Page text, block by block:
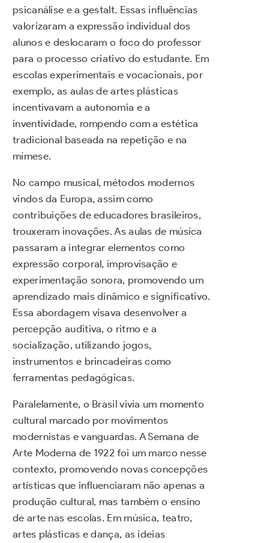
psicanálise e a gestalt. Essas influências
valorizaram a expressão individual dos
alunos e deslocaram o foco do professor
para o processo criativo do estudante. Em
escolas experimentais e vocacionais, por
exemplo, as aulas de artes plásticas
incentivavam a autonomia e a
inventividade, rompendo com a estética
tradicional baseada na repetição e na
mímese.
No campo musical, métodos modernos
vindos da Europa, assim como
contribuições de educadores brasileiros,
trouxeram inovações. As aulas de música
passaram a integrar elementos como
expressão corporal, improvisação e
experimentação sonora, promovendo um
aprendizado mais dinâmico e significativo.
Essa abordagem visava desenvolver a
percepção auditiva, o ritmo e a
socialização, utilizando jogos,
instrumentos e brincadeiras como
ferramentas pedagógicas.
Paralelamente, o Brasil vivia um momento
cultural marcado por movimentos
modernistas e vanguardas. A Semana de
Arte Moderna de 1922 foi um marco nesse
contexto, promovendo novas concepções
artísticas que influenciaram não apenas a
produção cultural, mas também o ensino
de arte nas escolas. Em música, teatro,
artes plásticas e dança, as ideias